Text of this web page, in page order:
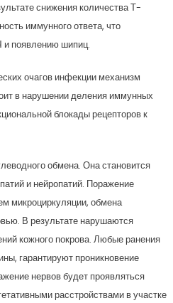
снижения количества Т-
иммунного ответа, что
появлению шипиц.
очагов инфекции механизм
в нарушении деления иммунных
блокады рецепторов к
обмена. Она становится
и нейропатий. Поражение
микроциркуляции, обмена
В результате нарушаются
кожного покрова. Любые ранения
гарантируют проникновение
нервов будет проявляться
расстройствами в участке